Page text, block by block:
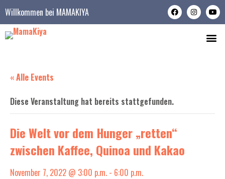
Willkommen bei MAMAKIYA
« Alle Events
Diese Veranstaltung hat bereits stattgefunden.
Die Welt vor dem Hunger „retten“
zwischen Kaffee, Quinoa und Kakao
November 7, 2022 @ 3:00 p.m. - 6:00 p.m.